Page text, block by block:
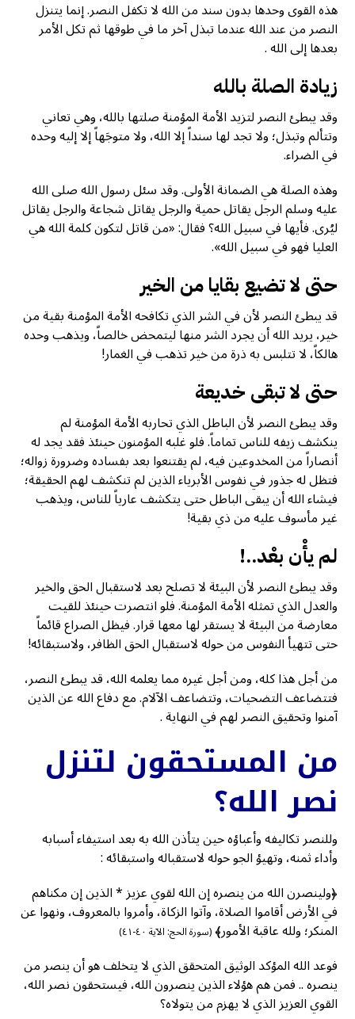
هذه القوى وحدها بدون سند من الله لا تكفل النصر. إنما يتنزل
النصر من عند الله عندما تبذل آخر ما في طوقها ثم تكل الأمر
بعدها إلى الله .
زيادة الصلة بالله
وقد يبطئ النصر لتزيد الأمة المؤمنة صلتها بالله، وهي تعاني
وتتألم وتبذل؛ ولا تجد لها سنداً إلا الله، ولا متوجَهاً إلا إليه وحده
في الضراء.
وهذه الصلة هي الضمانة الأولى. وقد سئل رسول الله صلى الله
عليه وسلم الرجل يقاتل حمية والرجل يقاتل شجاعة والرجل يقاتل
ليُرى. فأيها في سبيل الله؟ فقال: «من قاتل لتكون كلمة الله هي
العليا فهو في سبيل الله».
حتى لا تضيع بقايا من الخير
قد يبطئ النصر لأن في الشر الذي تكافحه الأمة المؤمنة بقية من
خير، يريد الله أن يجرد الشر منها ليتمحض خالصاً، ويذهب وحده
هالكاً، لا تتلبس به ذرة من خير تذهب في الغمار!
حتى لا تبقى خديعة
وقد يبطئ النصر لأن الباطل الذي تحاربه الأمة المؤمنة لم
ينكشف زيفه للناس تماماً. فلو غلبه المؤمنون حينئذ فقد يجد له
أنصاراً من المخدوعين فيه، لم يقتنعوا بعد بفساده وضرورة زواله؛
فتظل له جذور في نفوس الأبرياء الذين لم تنكشف لهم الحقيقة؛
فيشاء الله أن يبقى الباطل حتى يتكشف عارياً للناس، ويذهب
غير مأسوف عليه من ذي بقية!
لم يأْن بعْد..!
وقد يبطئ النصر لأن البيئة لا تصلح بعد لاستقبال الحق والخير
والعدل الذي تمثله الأمة المؤمنة. فلو انتصرت حينئذ للقيت
معارضة من البيئة لا يستقر لها معها قرار. فيظل الصراع قائماً
حتى تتهيأ النفوس من حوله لاستقبال الحق الظافر، ولاستبقائه!
من أجل هذا كله، ومن أجل غيره مما يعلمه الله، قد يبطئ النصر،
فتتضاعف التضحيات، وتتضاعف الآلام. مع دفاع الله عن الذين
آمنوا وتحقيق النصر لهم في النهاية .
من المستحقون لتنزل
نصر الله؟
وللنصر تكاليفه وأعباؤه حين يتأذن الله به بعد استيفاء أسبابه
وأداء ثمنه، وتهيؤ الجو حوله لاستقباله واستبقائه :
﴿ولينصرن الله من ينصره إن الله لقوي عزيز * الذين إن مكناهم
في الأرض أقاموا الصلاة، وآتوا الزكاة، وأمروا بالمعروف، ونهوا عن
المنكر؛ ولله عاقبة الأمور﴾(سورة الحج: الآية ٤٠-٤١)
فوعد الله المؤكد الوثيق المتحقق الذي لا يتخلف هو أن ينصر من
ينصره .. فمن هم هؤلاء الذين ينصرون الله، فيستحقون نصر الله،
القوي العزيز الذي لا يهزم من يتولاه؟